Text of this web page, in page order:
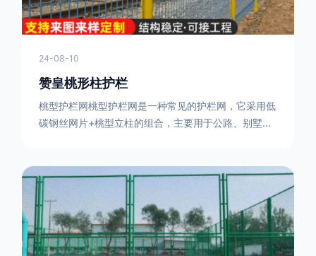
24-08-10
赞皇桃形柱护栏
桃型护栏网桃型护栏网是一种常见的护栏网，它采用低
碳钢丝网片+桃型立柱的组合，主要用于公路、别墅小
型，安装方便。桃型护栏网的安装方法如下：先固定
17631598285根色谱柱，然后将网格钩在此色谱柱
上，然后将第二根色谱柱钩在网格上，然后将其拧紧，
然后类推，一套一套的安装即可。该安装牢固美观，不
会损坏油漆表面 。桃型护栏网使